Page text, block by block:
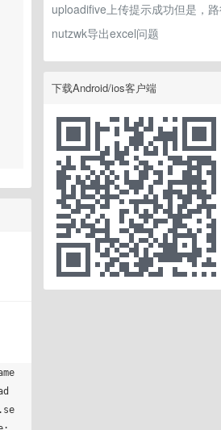
nutzwk导出excel问题
下载Android/ios客户端